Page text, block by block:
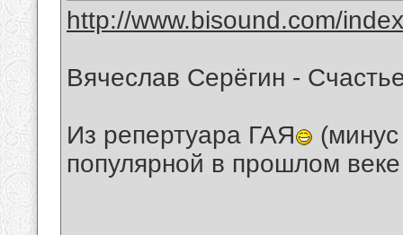
http://www.bisound.com/
Вячеслав Серёгин -
Из репертуара ГАЯ
популярной в прошлом